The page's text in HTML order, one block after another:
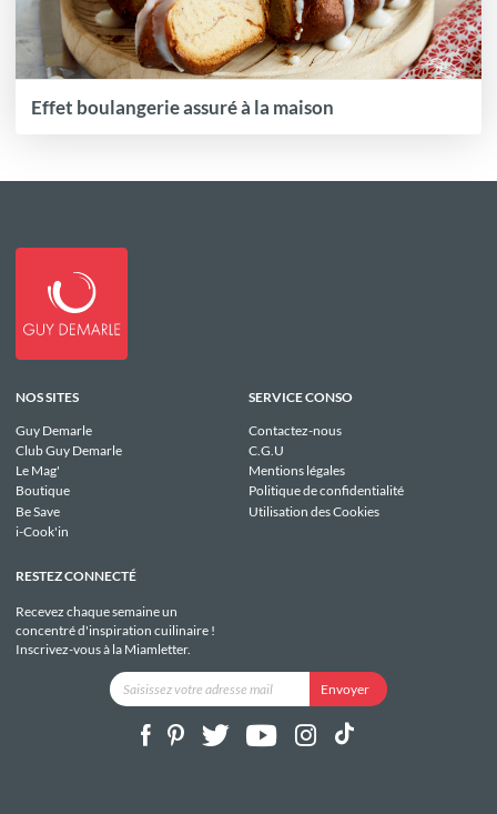
Effet boulangerie assuré à la maison
NOS SITES
Guy Demarle
Club Guy Demarle
Le Mag'
Boutique
Be Save
i-Cook'in
SERVICE CONSO
Contactez-nous
C.G.U
Mentions légales
Politique de confidentialité
Utilisation des Cookies
RESTEZ CONNECTÉ
Recevez chaque semaine un
concentré d'inspiration cuilinaire !
Inscrivez-vous à la Miamletter.